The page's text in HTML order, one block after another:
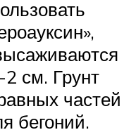
2 см. Грунт
частей
бегоний.